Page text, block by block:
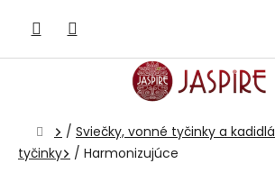
obsah
Domov
/ Sviečky, vonné tyčinky a kadidlá
tyčinky
/ Harmonizujúce